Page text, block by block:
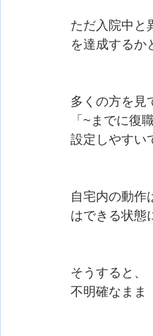
ただ入院中と
を達成するか
多くの方を見
「~までに復
設定しやすい
自宅内の動作
はできる状態
そうすると、
不明確なまま